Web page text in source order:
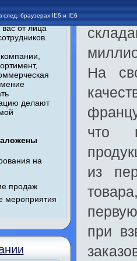
Две
На
что
из
при
я как
компании
вас от лица
делают
на
продаж
мероприятия
след. браузерах IE5 и IE6